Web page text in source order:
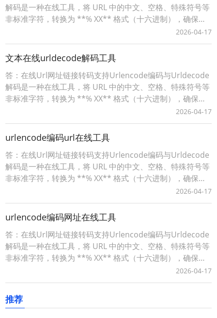
解码是一种在线工具，将 URL 中的中文、空格、特殊符号等
非标准字符，转换为 **% XX** 格式（十六进制），确保链
接能被浏览器 / 服务器正确解析。词令工具商店Urlencode
在线工具：https://apps.ciling.cn/urlencode/词令口令直达
Urlencode在
2026-04-17
文本在线urldecode解码工具
答：在线Url网址链接转码支持Urlencode编码与Urldecode
解码是一种在线工具，将 URL 中的中文、空格、特殊符号等
非标准字符，转换为 **% XX** 格式（十六进制），确保链
接能被浏览器 / 服务器正确解析。词令工具商店Urlencode
在线工具：https://apps.ciling.cn/urlencode/词令口令直达
Urlencode在
2026-04-17
urlencode编码url在线工具
答：在线Url网址链接转码支持Urlencode编码与Urldecode
解码是一种在线工具，将 URL 中的中文、空格、特殊符号等
非标准字符，转换为 **% XX** 格式（十六进制），确保链
接能被浏览器 / 服务器正确解析。词令工具商店Urlencode
在线工具：https://apps.ciling.cn/urlencode/词令口令直达
Urlencode在
2026-04-17
urlencode编码网址在线工具
答：在线Url网址链接转码支持Urlencode编码与Urldecode
解码是一种在线工具，将 URL 中的中文、空格、特殊符号等
非标准字符，转换为 **% XX** 格式（十六进制），确保链
接能被浏览器 / 服务器正确解析。词令工具商店Urlencode
在线工具：https://apps.ciling.cn/urlencode/词令口令直达
Urlencode在
2026-04-17
推荐